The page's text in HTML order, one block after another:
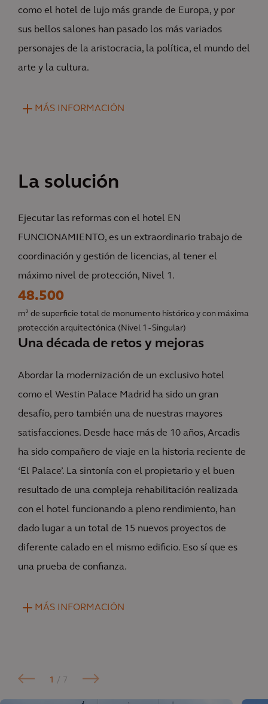
como el hotel de lujo más grande de Europa, y por
sus bellos salones han pasado los más variados
personajes de la aristocracia, la política, el mundo del
arte y la cultura.
MÁS INFORMACIÓN
La solución
Ejecutar las reformas con el hotel EN
FUNCIONAMIENTO, es un extraordinario trabajo de
coordinación y gestión de licencias, al tener el
máximo nivel de protección, Nivel 1.
48.500
m² de superficie total de monumento histórico y con máxima
protección arquitectónica (Nivel 1 - Singular)
Una década de retos y mejoras
Abordar la modernización de un exclusivo hotel
como el Westin Palace Madrid ha sido un gran
desafío, pero también una de nuestras mayores
satisfacciones. Desde hace más de 10 años, Arcadis
ha sido compañero de viaje en la historia reciente de
‘El Palace’. La sintonía con el propietario y el buen
resultado de una compleja rehabilitación realizada
con el hotel funcionando a pleno rendimiento, han
dado lugar a un total de 15 nuevos proyectos de
diferente calado en el mismo edificio. Eso sí que es
una prueba de confianza.
MÁS INFORMACIÓN
1 / 7